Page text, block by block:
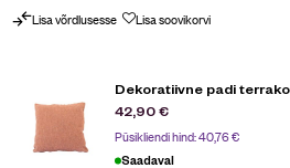
Lisa võrdlusesse Lisa soovikorvi
Dekoratiivne padi
42,90€
Püsikliendi hind:40,76€
Saadaval